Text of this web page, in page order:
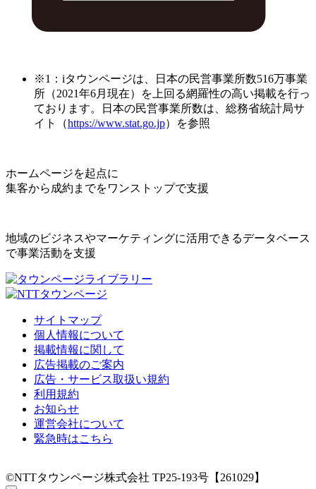
※1：iタウンページは、日本の民営事業所数516万事業
所（2021年6月現在）を上回る網羅性の高い掲載を行っ
ております。日本の民営事業所数は、総務省統計局サ
イト（https://www.stat.go.jp）を参照
ホームページを起点に
集客から成約までをワンストップで支援
地域のビジネスやマーケティングに活用できるデータベース
で事業活動を支援
サイトマップ
個人情報について
掲載情報に関して
広告掲載のご案内
広告・サービス取扱い規約
利用規約
お知らせ
運営会社について
緊急時はこちら
©NTTタウンページ株式会社 TP25-193号【261029】